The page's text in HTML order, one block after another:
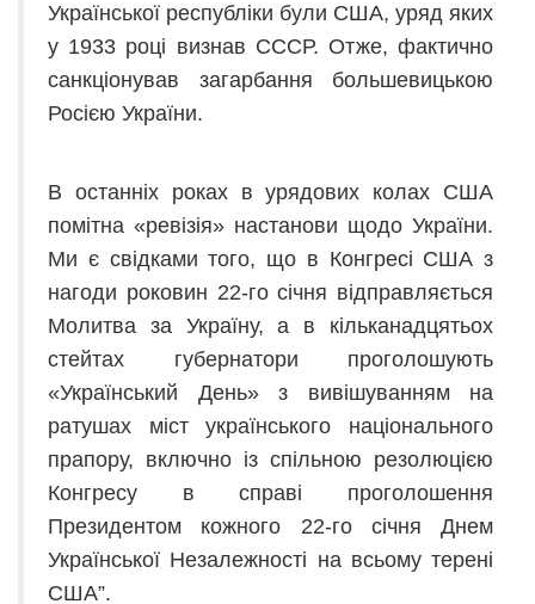
Української республіки були США, уряд яких
у 1933 році визнав СССР. Отже, фактично
санкціонував загарбання большевицькою
Росією України.
В останніх роках в урядових колах США
помітна «ревізія» настанови щодо України.
Ми є свідками того, що в Конгресі США з
нагоди роковин 22-го січня відправляється
Молитва за Україну, а в кільканадцятьох
стейтах губернатори проголошують
«Український День» з вивішуванням на
ратушах міст українського національного
прапору, включно із спільною резолюцією
Конгресу в справі проголошення
Президентом кожного 22-го січня Днем
Української Незалежності на всьому терені
США”.